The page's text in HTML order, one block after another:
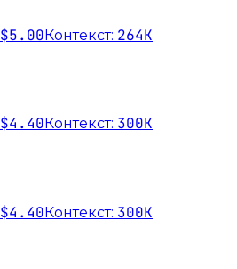
$5.00Контекст: 264K
$4.40 Контекст: 300K
$4.40Контекст: 300K